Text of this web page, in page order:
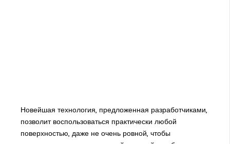
Новейшая технология, предложенная разработчиками,
позволит воспользоваться практически любой
поверхностью, даже не очень ровной, чтобы